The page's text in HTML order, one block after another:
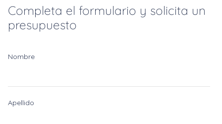
Completa el formulario y solicita un
presupuesto
Nombre
Apellido